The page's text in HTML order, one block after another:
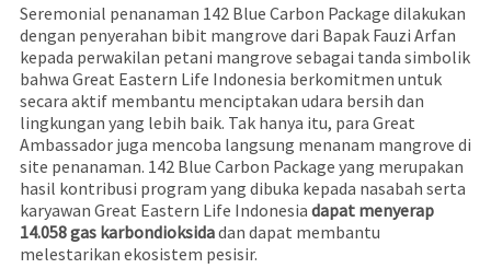
Seremonial penanaman 142 Blue Carbon Package dilakukan
dengan penyerahan bibit mangrove dari Bapak Fauzi Arfan
kepada perwakilan petani mangrove sebagai tanda simbolik
bahwa Great Eastern Life Indonesia berkomitmen untuk
secara aktif membantu menciptakan udara bersih dan
lingkungan yang lebih baik. Tak hanya itu, para Great
Ambassador juga mencoba langsung menanam mangrove di
site penanaman. 142 Blue Carbon Package yang merupakan
hasil kontribusi program yang dibuka kepada nasabah serta
karyawan Great Eastern Life Indonesia dapat menyerap
14.058 gas karbondioksidadan dapat membantu
melestarikan ekosistem pesisir.